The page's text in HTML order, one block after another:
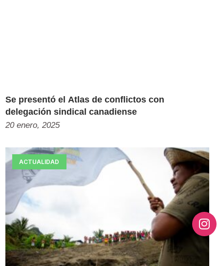
Se presentó el Atlas de conflictos con
delegación sindical canadiense
20 enero, 2025
ACTUALIDAD